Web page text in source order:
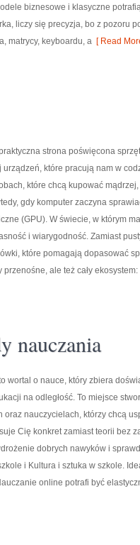
biznesowe i klasyczne
liczy się precyzja, bo z pozoru
matrycy, keyboardu, a [ Read
strona poświęcona
urządzeń, które pracują nam w
które chcą kupować
gdy komputer zaczyna
(GPU). W świecie, w którym
i wiarygodność. Zamiast
które pomagają dopasować
ale też cały
nauczania
wortal o nauce, który zbiera
na odległość. To miejsce
oraz nauczycielach, którzy chcą
Cię konkret zamiast teorii bez
dobrych nawyków i
i Kultura i sztuka w szkole.
online potrafi być